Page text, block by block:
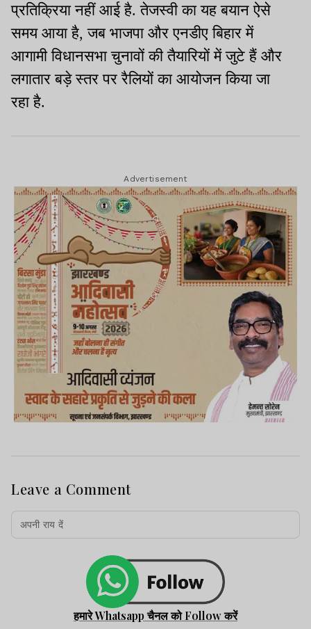
प्रतिक्रिया नहीं आई है. तेजस्वी का यह बयान ऐसे
समय आया है, जब भाजपा और एनडीए बिहार में
आगामी विधानसभा चुनावों की तैयारियों में जुटे हैं और
लगातार बड़े स्तर पर रैलियों का आयोजन किया जा
रहा है.
Advertisement
Leave a Comment
हमारे Whatsapp चैनल को Follow करें